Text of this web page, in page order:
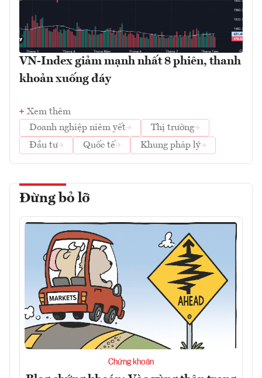
VN-Index giảm mạnh nhất 8 phiên, thanh
khoản xuống đáy
Xem thêm
Doanh nghiệp niêm yết
Thị trường
Đầu tư
Quốc tế Khung pháp lý
Đừng bỏ lỡ
Chứng khoán